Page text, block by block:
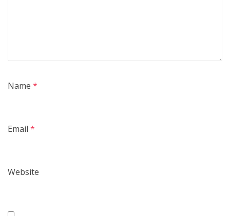
Name *
Email *
Website